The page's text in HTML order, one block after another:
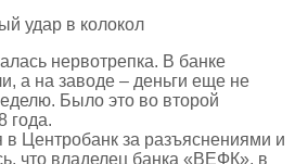
удар в колокол
нервотрепка. В банке
а на заводе – деньги еще не
Было это во второй
года.
Центробанк за разъяснениями и
что владелец банка «ВЕФК», в